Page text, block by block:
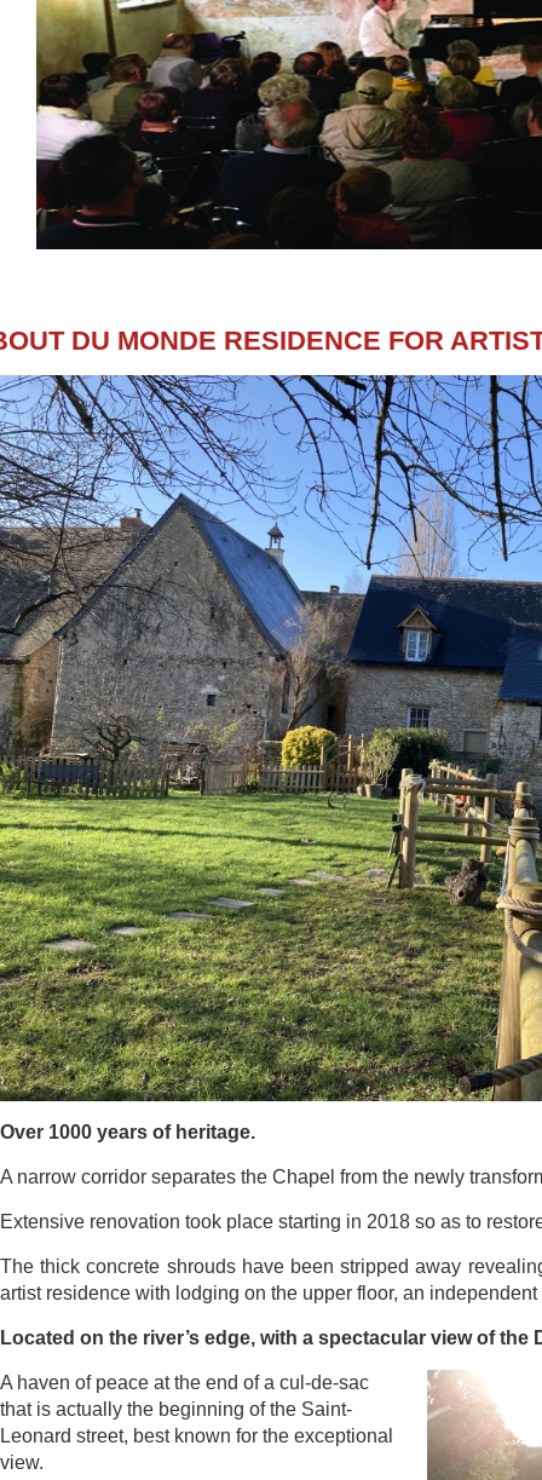
DU MONDE RESIDENCE FOR
Over 1000 years of heritage.
A narrow corridor separates the Chapel from the newly
Extensive renovation took place starting in 2018 so as to
The thick concrete shrouds have been stripped away
artist residence with lodging on the upper floor, an
Located on the river’s edge, with a spectacular view of the
A haven of peace at the end of a cul-de-sac
that is actually the beginning of the Saint-
Leonard street, best known for the exceptional
view.